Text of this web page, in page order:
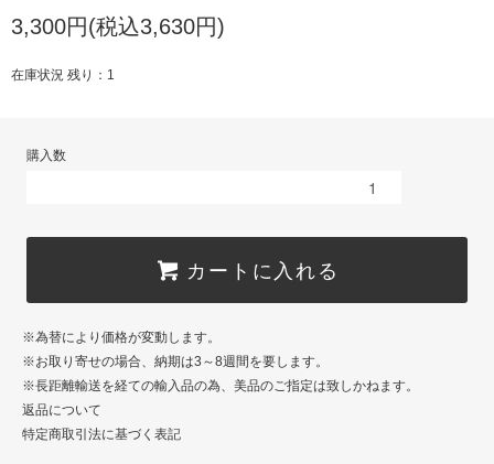
3,300円(税込3,630円)
在庫状況 残り：1
購入数
カートに入れる
※為替により価格が変動します。
※お取り寄せの場合、納期は3～8週間を要します。
※長距離輸送を経ての輸入品の為、美品のご指定は致しかねます。
返品について
特定商取引法に基づく表記